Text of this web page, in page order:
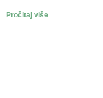
Pročitaj više